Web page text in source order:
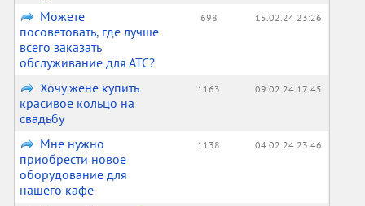
Можете
посоветовать, где лучше
всего заказать
обслуживание для АТС?
698 15.02.24 23:26
Хочу жене купить
красивое кольцо на
свадьбу
1163 09.02.24 17:45
Мне нужно
приобрести новое
оборудование для
нашего кафе
1138 04.02.24 23:46